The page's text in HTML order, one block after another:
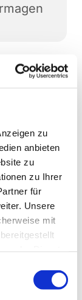
zu
anbieten
zu
zu Ihrer
für
Unsere
mit